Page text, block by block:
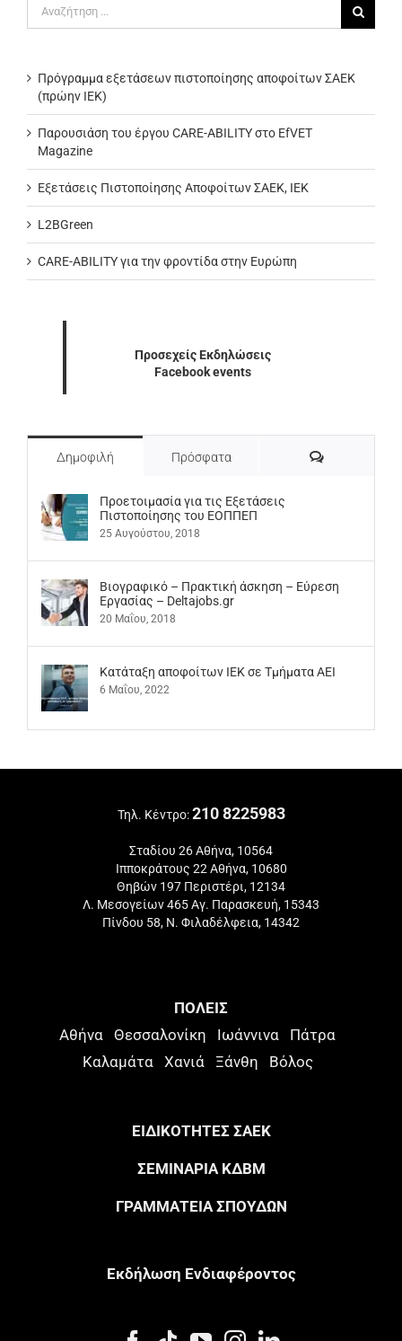
Πρόγραμμα εξετάσεων πιστοποίησης αποφοίτων ΣΑΕΚ
(πρώην ΙΕΚ)
Παρουσιάση του έργου CARE-ABILITY στο EfVET
Magazine
Εξετάσεις Πιστοποίησης Αποφοίτων ΣΑΕΚ, ΙΕΚ
L2BGreen
CARE-ABILITY για την φροντίδα στην Ευρώπη
Προσεχείς Εκδηλώσεις
Facebook events
Δημοφιλή Πρόσφατα Σχόλια
Προετοιμασία για τις Εξετάσεις
Πιστοποίησης του ΕΟΠΠΕΠ
25 Αυγούστου, 2018
Βιογραφικό – Πρακτική άσκηση – Εύρεση
Εργασίας – Deltajobs.gr
20 Μαΐου, 2018
Kατάταξη αποφοίτων ΙΕΚ σε Τμήματα ΑΕΙ
6 Μαΐου, 2022
Τηλ. Κέντρο:210 8225983
Σταδίου 26 Αθήνα, 10564
Ιπποκράτους 22 Αθήνα, 10680
Θηβών 197 Περιστέρι, 12134
Λ. Μεσογείων 465 Αγ. Παρασκευή, 15343
Πίνδου 58, Ν. Φιλαδέλφεια, 14342
ΠΟΛΕΙΣ
Αθήνα Θεσσαλονίκη Ιωάννινα
Πάτρα
Καλαμάτα
Χανιά Ξάνθη Βόλος
ΕΙΔΙΚΟΤΗΤΕΣ ΣΑΕΚ
ΣΕΜΙΝΑΡΙΑ ΚΔΒΜ
ΓΡΑΜΜΑΤΕΙΑ ΣΠΟΥΔΩΝ
Eκδήλωση Eνδιαφέροντος